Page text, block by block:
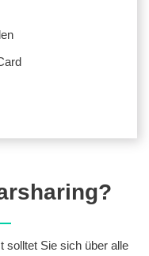
solltet Sie sich über alle